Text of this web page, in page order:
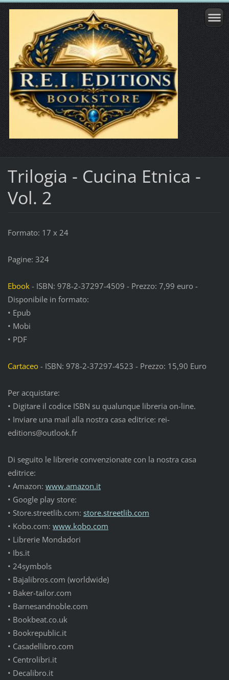
Trilogia - Cucina Etnica -
Vol. 2
Formato: 17 x 24
Pagine: 324
Ebook- ISBN: 978-2-37297-4509 - Prezzo: 7,99 euro -
Disponibile in formato:
• Epub
• Mobi
• PDF
Cartaceo - ISBN: 978-2-37297-4523 - Prezzo: 15,90 Euro
Per acquistare:
• Digitare il codice ISBN su qualunque libreria on-line.
• Inviare una mail alla nostra casa editrice: rei-
editions@outlook.fr
Di seguito le librerie convenzionate con la nostra casa
editrice:
• Amazon: www.amazon.it
• Google play store:
• Store.streetlib.com: store.streetlib.com
• Kobo.com: www.kobo.com
• Librerie Mondadori
• Ibs.it
• 24symbols
• Bajalibros.com (worldwide)
• Baker-tailor.com
• Barnesandnoble.com
• Bookbeat.co.uk
• Bookrepublic.it
• Casadellibro.com
• Centrolibri.it
• Decalibro.it